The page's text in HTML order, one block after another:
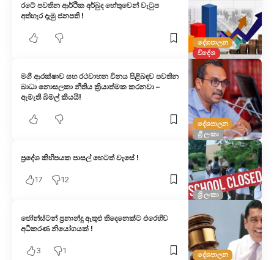
දේශපාලන
විදේශ
රටේ පවතින ආර්ථික අර්බුද හේතුවෙන් වැටුප
අත්හැර දැමු ජනපති !
දේශපාලන
ශ්‍රී ලංකා
මගී ආරක්ෂාව සහ රථවාහන විනය පිළිබඳව පවතින
බාධා නොසලකා නීතිය ක්‍රියාත්මක කරනවා –
ඇමැති බිමල් කියයි!
ශ්‍රී ලංකා
ප්‍රදේශ කිහිපයක පාසල් හෙටත් වැසේ !
17 12
දේශපාලන
ජෝන්ස්ටන් ප්‍රනාන්දු ඇතුළු තිදෙනෙක්ට එරෙහිව
අධිකරණ නියෝගයක් !
3 1